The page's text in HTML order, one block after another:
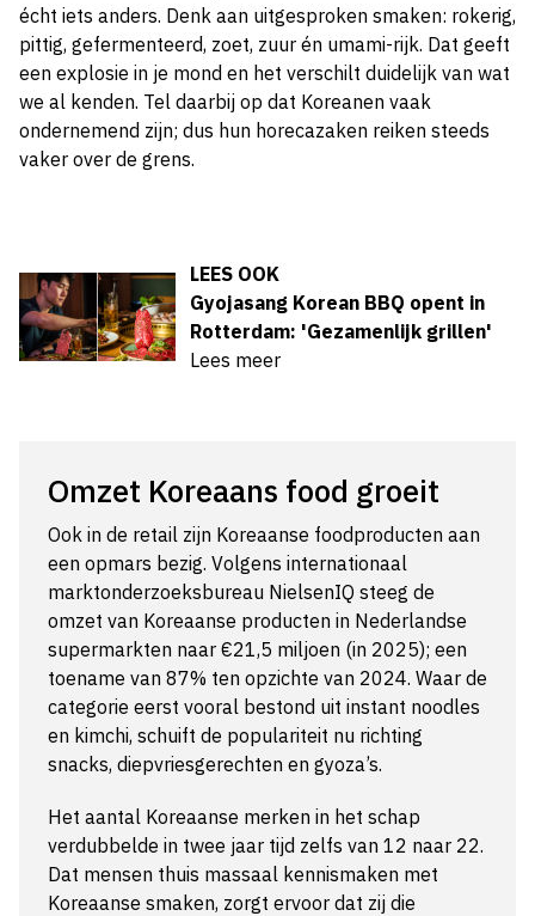
écht iets anders. Denk aan uitgesproken smaken: rokerig,
pittig, gefermenteerd, zoet, zuur én umami-rijk. Dat geeft
een explosie in je mond en het verschilt duidelijk van wat
we al kenden. Tel daarbij op dat Koreanen vaak
ondernemend zijn; dus hun horecazaken reiken steeds
vaker over de grens.
LEES OOK
Gyojasang Korean BBQ opent in
Rotterdam: 'Gezamenlijk grillen'
Lees meer
Omzet Koreaans food groeit
Ook in de retail zijn Koreaanse foodproducten aan
een opmars bezig. Volgens internationaal
marktonderzoeksbureau NielsenIQ steeg de
omzet van Koreaanse producten in Nederlandse
supermarkten naar €21,5 miljoen (in 2025); een
toename van 87% ten opzichte van 2024. Waar de
categorie eerst vooral bestond uit instant noodles
en kimchi, schuift de populariteit nu richting
snacks, diepvriesgerechten en gyoza’s.
Het aantal Koreaanse merken in het schap
verdubbelde in twee jaar tijd zelfs van 12 naar 22.
Dat mensen thuis massaal kennismaken met
Koreaanse smaken, zorgt ervoor dat zij die